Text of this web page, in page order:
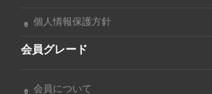
個人情報保護方針
会員グレード
会員について